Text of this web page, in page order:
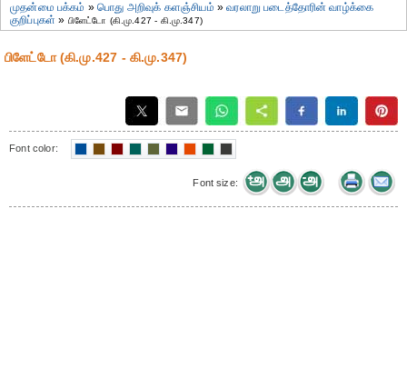
முதன்மை பக்கம் »பொது அறிவுக் களஞ்சியம் »வரலாறு படைத்தோரின் வாழ்க்கை
குறிப்புகள் » பிளேட்டோ (கி.மு.427 - கி.மு.347)
பிளேட்டோ (கி.மு.427 - கி.மு.347)
Font color:
Font size: